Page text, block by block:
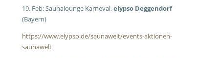
19. Feb: Saunalounge Karneval,elypso Deggendorf
(Bayern)
https://www.elypso.de/saunawelt/events-aktionen-
saunawelt